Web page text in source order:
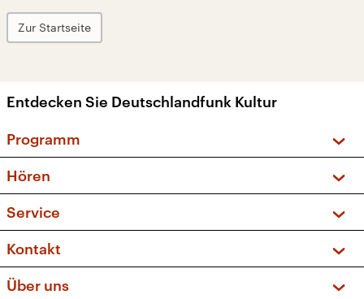
Zur Startseite
Entdecken Sie Deutschlandfunk Kultur
Programm
Sendungen und Podcasts
Musikliste
Kakadu – Das Kinderprogramm
Hören
Frequenzen (UKW + DAB+)
Service
FAQ
Apps
Newsletter
Kontakt
Über uns